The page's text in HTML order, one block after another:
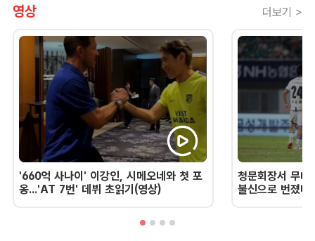
영상 더보기 >
'660억 사나이' 이강인, 시메오네와 첫 포
옹...'AT 7번' 데뷔 초읽기(영상)
청문회장서 무너
불신으로 번졌